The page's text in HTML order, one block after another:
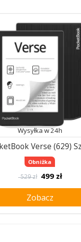
Wysyłka w 24h
Verse (629)
Obniżka
529 zł 499 zł
Zobacz